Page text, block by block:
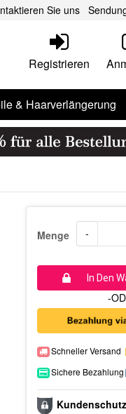
Sie uns
Registrieren
& Haarverlängerung
Menge -
In Den
-
Schneller Versand
Sichere Bezahlung
Kundenschutz